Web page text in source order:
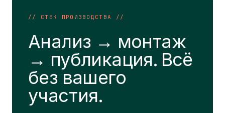
// СТЕК ПРОИЗВОДСТВА //
Анализ → монтаж
→ публикация. Всё
без вашего
участия.